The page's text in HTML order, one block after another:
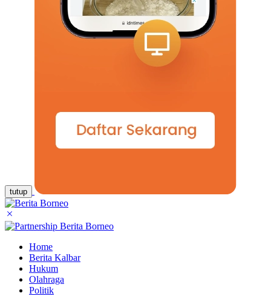
tutup
Home
Berita Kalbar
Hukum
Olahraga
Politik